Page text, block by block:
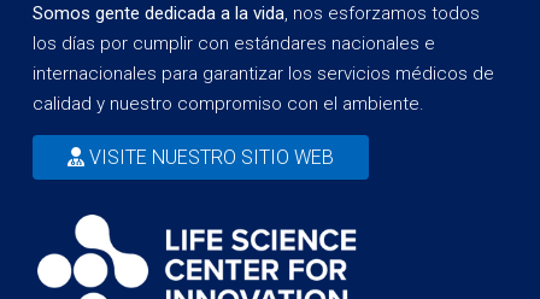
Somos gente dedicada a la vida, nos esforzamos todos
los días por cumplir con estándares nacionales e
internacionales para garantizar los servicios médicos de
calidad y nuestro compromiso con el ambiente.
VISITE NUESTRO SITIO WEB